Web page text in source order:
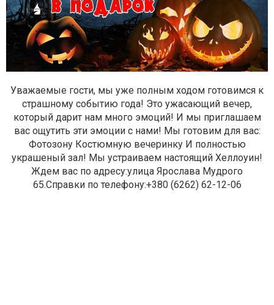
Уважаемые гости, мы уже полным ходом готовимся к
страшному событию года! Это ужасающий вечер,
который дарит нам много эмоций! И мы приглашаем
вас ощутить эти эмоции с нами! Мы готовим для вас:
Фотозону Костюмную вечеринку И полностью
украшеный зал! Мы устраиваем настоящий Хеллоуин!
Ждем вас по адресу:улица Ярослава Мудрого
65.Справки по телефону:+380 (6262) 62-12-06